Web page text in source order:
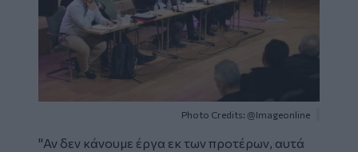
Photo Credits: @Imageonline
"Αν δεν κάνουμε έργα εκ των προτέρων, αυτά